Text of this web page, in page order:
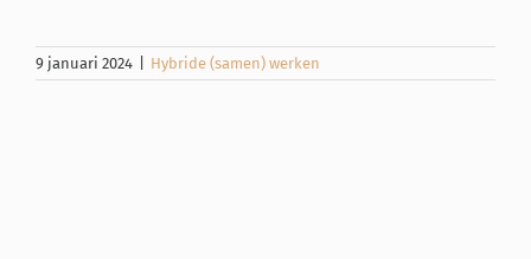
9 januari 2024 Hybride (samen) werken